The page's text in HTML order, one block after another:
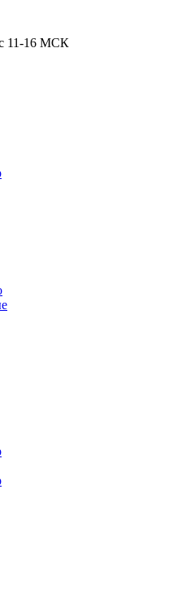
11-16 МСК